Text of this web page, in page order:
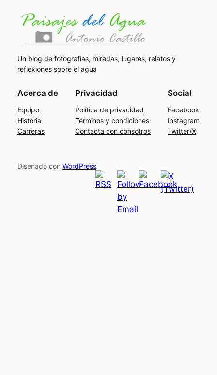
Un blog de fotografías, miradas, lugares, relatos y
reflexiones sobre el agua
Acerca de
Equipo
Historia
Carreras
Privacidad
Política de privacidad
Términos y condiciones
Contacta con consotros
Social
Facebook
Instagram
Twitter/X
Diseñado con WordPress